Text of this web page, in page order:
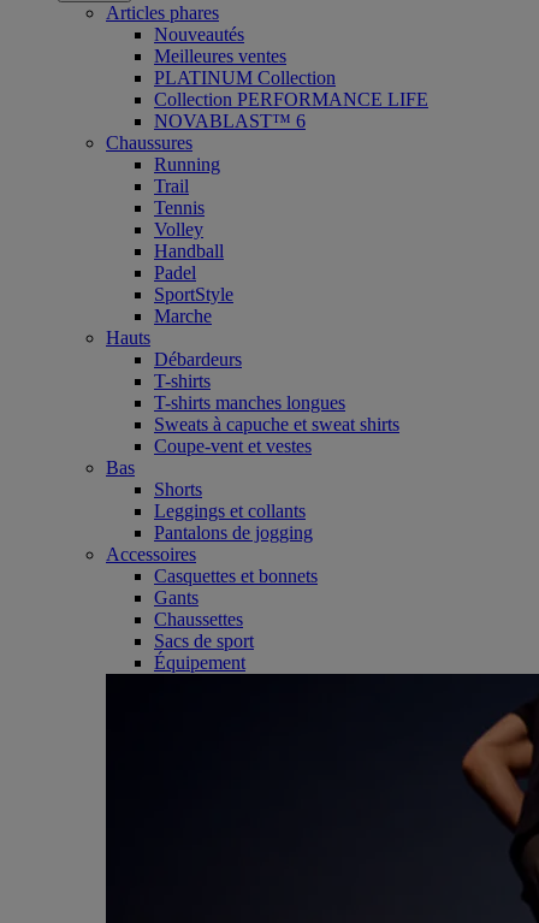
Articles phares
Nouveautés
Meilleures ventes
PLATINUM Collection
Collection PERFORMANCE LIFE
NOVABLAST™ 6
Chaussures
Running
Trail
Tennis
Volley
Handball
Padel
SportStyle
Marche
Hauts
Débardeurs
T-shirts
T-shirts manches longues
Sweats à capuche et sweat shirts
Coupe-vent et vestes
Bas
Shorts
Leggings et collants
Pantalons de jogging
Accessoires
Casquettes et bonnets
Gants
Chaussettes
Sacs de sport
Équipement